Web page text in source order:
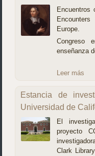
Europe.
Congreso
enseñanza
Leer más
Estancia de
Universidad de
El
proyecto
Clark